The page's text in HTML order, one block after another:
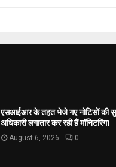
एसआईआर के तहत भेजे गए नोटिसों की
अधिकारी लगातार कर रही हैं मॉनिटरिंग।
August 6, 2026 0